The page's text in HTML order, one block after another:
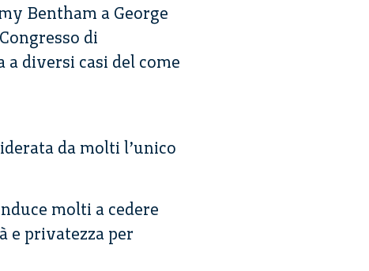
Bentham a George
di
diversi casi del come
da molti l’unico
molti a cedere
e privatezza per